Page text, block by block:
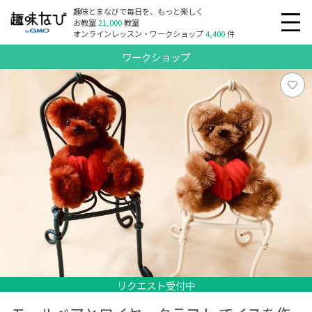
趣味とまなびで毎日を、もっと楽しく
お教室21,000教室
オンラインレッスン・ワークショップ4,400件
ワークショップ
リクエスト受付中
リクエスト受付中